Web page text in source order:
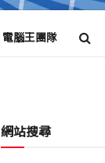
電腦王團隊
網站搜尋